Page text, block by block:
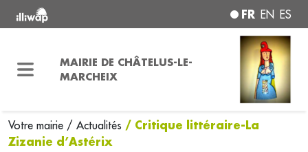
FR EN ES
MAIRIE DE CHÂTELUS-LE-
MARCHEIX
Votre mairie / Actualités / Critique littéraire-La
Zizanie d’Astérix